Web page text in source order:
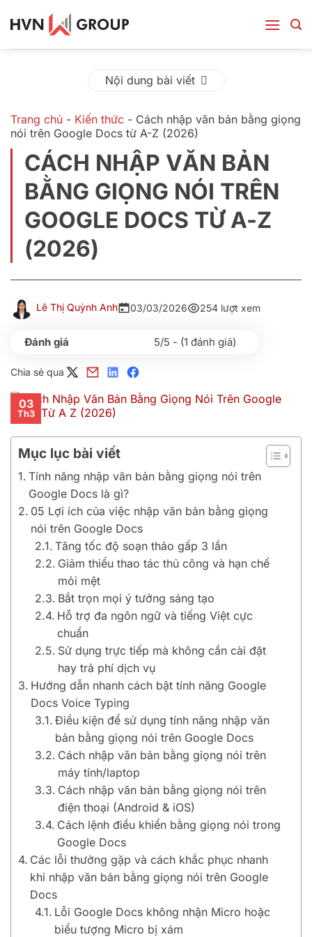
qua
dung
Nội dung bài viết
Trang chủ - Kiến thức - Cách nhập văn bản bằng giọng
nói trên Google Docs từ A-Z (2026)
CÁCH NHẬP VĂN BẢN
BẰNG GIỌNG NÓI TRÊN
GOOGLE DOCS TỪ A-Z
(2026)
Lê Thị Quỳnh Anh 03/03/2026 254 lượt xem
5/5 - (1 đánh giá)
Chia sẻ qua
03
Th3
Mục lục bài viết
Tính năng nhập văn bản bằng giọng nói trên
Google Docs là gì?
05 Lợi ích của việc nhập văn bản bằng giọng
nói trên Google Docs
Tăng tốc độ soạn thảo gấp 3 lần
Giảm thiểu thao tác thủ công và hạn chế
mỏi mệt
Bắt trọn mọi ý tưởng sáng tạo
Hỗ trợ đa ngôn ngữ và tiếng Việt cực
chuẩn
Sử dụng trực tiếp mà không cần cài đặt
hay trả phí dịch vụ
Hướng dẫn nhanh cách bật tính năng Google
Docs Voice Typing
Điều kiện để sử dụng tính năng nhập văn
bản bằng giọng nói trên Google Docs
Cách nhập văn bản bằng giọng nói trên
máy tính/laptop
Cách nhập văn bản bằng giọng nói trên
điện thoại (Android & iOS)
Cách lệnh điều khiển bằng giọng nói trong
Google Docs
Các lỗi thường gặp và cách khắc phục nhanh
khi nhập văn bản bằng giọng nói trên Google
Docs
Lỗi Google Docs không nhận Micro hoặc
biểu tượng Micro bị xám